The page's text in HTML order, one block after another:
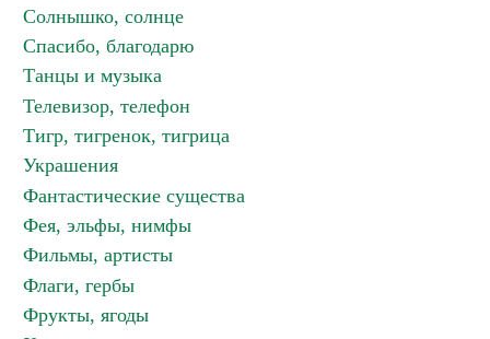
Солнышко, солнце
Спасибо, благодарю
Танцы и музыка
Телевизор, телефон
Тигр, тигренок, тигрица
Украшения
Фантастические существа
Фея, эльфы, нимфы
Фильмы, артисты
Флаги, гербы
Фрукты, ягоды